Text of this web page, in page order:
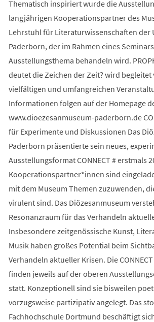
Thematisch inspiriert wurde die
langjährigen Kooperationspartner des
Lehrstuhl für Literaturwissenschaften der
Paderborn, der im Rahmen eines
Ausstellungsthema behandeln wird.
deutet die Zeichen der Zeit? wird begleitet
vielfältigen und umfangreichen
Informationen folgen auf der Homepage
www.dioezesanmuseum-paderborn.de
für Experimente und Diskussionen Das
Paderborn präsentierte sein neues,
Ausstellungsformat CONNECT # erstmals
Kooperationspartner*innen sind
mit dem Museum Themen zuzuwenden,
virulent sind. Das Diözesanmuseum
Resonanzraum für das Verhandeln
Insbesondere zeitgenössische Kunst,
Musik haben großes Potential beim
Verhandeln aktueller Krisen. Die
finden jeweils auf der oberen
statt. Konzeptionell sind sie bisweilen
vorzugsweise partizipativ angelegt. Das
Fachhochschule Dortmund beschäftigt